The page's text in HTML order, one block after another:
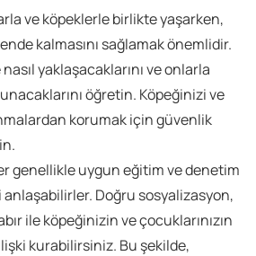
ve köpeklerle birlikte yaşarken,
kalmasını sağlamak önemlidir.
yaklaşacaklarını ve onlarla
öğretin. Köpeğinizi ve
korumak için güvenlik
genellikle uygun eğitim ve denetim
Doğru sosyalizasyon,
ile köpeğinizin ve çocuklarınızın
kurabilirsiniz. Bu şekilde,